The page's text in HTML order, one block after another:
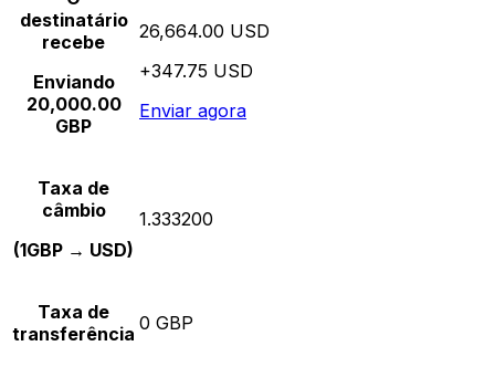
destinatário
recebe
Enviando
20,000.00
GBP
26,664.00 USD
+347.75 USD
Enviar agora
Taxa de
câmbio
(1GBP → USD)
1.333200
Taxa de
transferência 0 GBP